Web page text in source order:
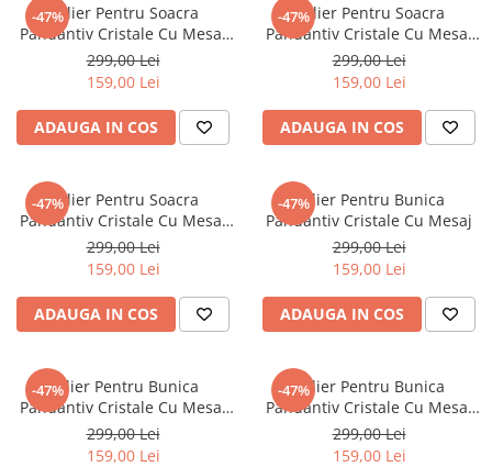
-47%Colier Pentru Soacra
Pandantiv Cristale Cu Mesaj
De La Nora
299,00 Lei
159,00 Lei
ADAUGA IN COS
-47%Colier Pentru Soacra
Pandantiv Cristale Cu Mesaj
De La Ginere
299,00 Lei
159,00 Lei
ADAUGA IN COS
-47%Colier Pentru Soacra
Pandantiv Cristale Cu Mesaj
De La Ginere
299,00 Lei
159,00 Lei
ADAUGA IN COS
-47%Colier Pentru Bunica
Pandantiv Cristale Cu Mesaj
299,00 Lei
159,00 Lei
ADAUGA IN COS
-47%Colier Pentru Bunica
Pandantiv Cristale Cu Mesaj
De La Nepoata
299,00 Lei
159,00 Lei
-47%Colier Pentru Bunica
Pandantiv Cristale Cu Mesaj
De La Nepot
299,00 Lei
159,00 Lei